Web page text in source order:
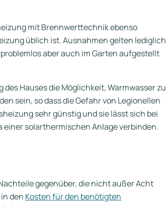
mit Brennwerttechnik ebenso
üblich ist. Ausnahmen gelten lediglich
aber auch im Garten aufgestellt
Hauses die Möglichkeit, Warmwasser zu
sein, so dass die Gefahr von Legionellen
sehr günstig und sie lässt sich bei
solarthermischen Anlage verbinden.
gegenüber, die nicht außer Acht
den Kosten für den benötigten